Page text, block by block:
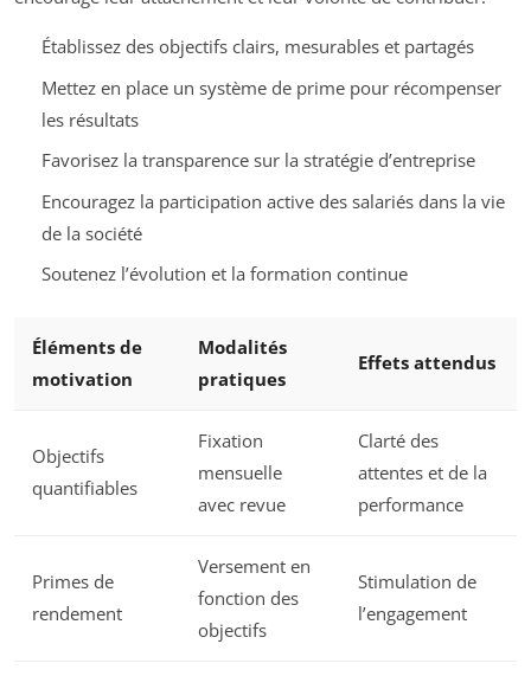
Établissez des objectifs clairs, mesurables et partagés
Mettez en place un système de prime pour récompenser
les résultats
Favorisez la transparence sur la stratégie d’entreprise
Encouragez la participation active des salariés dans la vie
de la société
Soutenez l’évolution et la formation continue
Éléments de
motivation
Modalités
pratiques
Effets attendus
Objectifs
quantifiables
Fixation
mensuelle
avec revue
Clarté des
attentes et de la
performance
Primes de
rendement
Versement en
fonction des
objectifs
Stimulation de
l’engagement